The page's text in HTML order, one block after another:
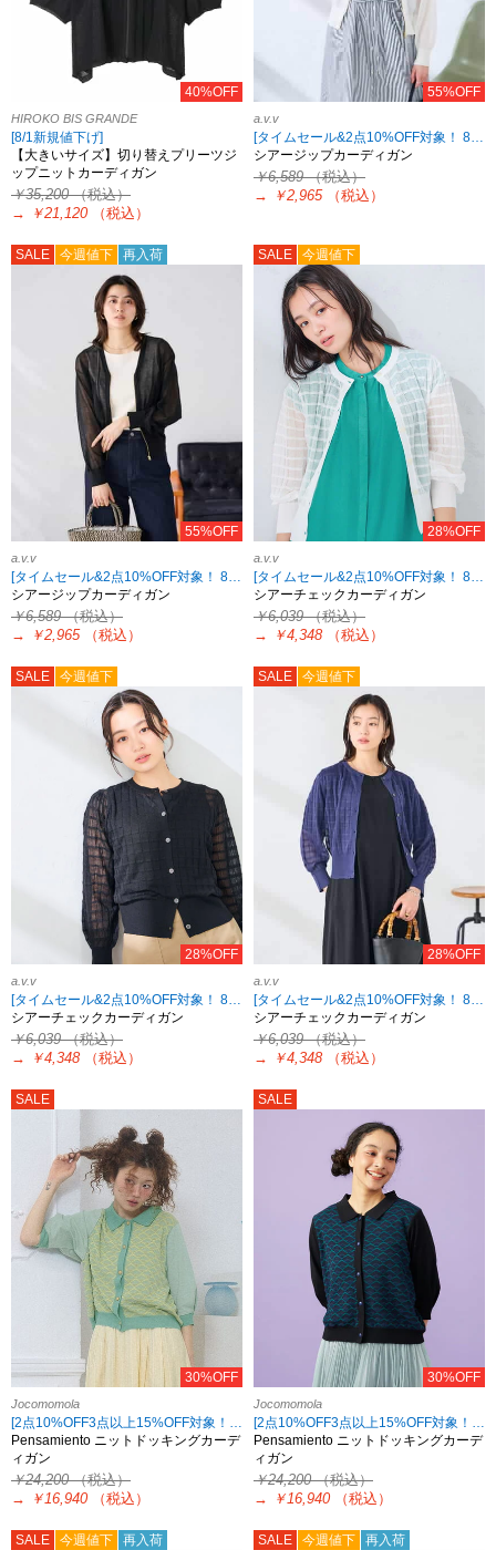
40%OFF
HIROKO BIS GRANDE
[8/1新規値下げ]
【大きいサイズ】切り替えプリーツジ
ップニットカーディガン
￥35,200（税込）
→
￥21,120 （税込）
55%OFF
a.v.v
シアージップカーディガン
￥6,589（税込）
→
￥2,965 （税込）
SALE 今週値下 再入荷
55%OFF
a.v.v
[タイムセール&2点10%OFF対象！ 8/18 8:59まで]
シアージップカーディガン
￥6,589（税込）
→
￥2,965 （税込）
SALE 今週値下
28%OFF
a.v.v
[タイムセール&2点10%OFF対象！ 8/18 8:59まで]
シアーチェックカーディガン
￥6,039（税込）
→
￥4,348 （税込）
SALE 今週値下
28%OFF
a.v.v
[タイムセール&2点10%OFF対象！ 8/18 8:59まで]
シアーチェックカーディガン
￥6,039（税込）
→
￥4,348 （税込）
SALE 今週値下
28%OFF
a.v.v
[タイムセール&2点10%OFF対象！ 8/18 8:59まで]
シアーチェックカーディガン
￥6,039（税込）
→
￥4,348 （税込）
SALE
30%OFF
Jocomomola
[2点10%OFF3点以上15%OFF対象！8/18 8:59まで Jocomomola限定]
Pensamiento ニットドッキングカーデ
ィガン
￥24,200（税込）
→
￥16,940 （税込）
SALE
30%OFF
Jocomomola
[2点10%OFF3点以上15%OFF対象！8/18 8:59まで Jocomomola限定]
Pensamiento ニットドッキングカーデ
ィガン
￥24,200（税込）
→
￥16,940 （税込）
SALE 今週値下 再入荷 SALE 今週値下 再入荷